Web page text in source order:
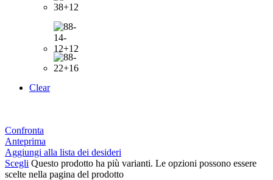
Clear
Confronta
Anteprima
Aggiungi alla lista dei desideri
Scegli Questo prodotto ha più varianti. Le opzioni possono essere
scelte nella pagina del prodotto